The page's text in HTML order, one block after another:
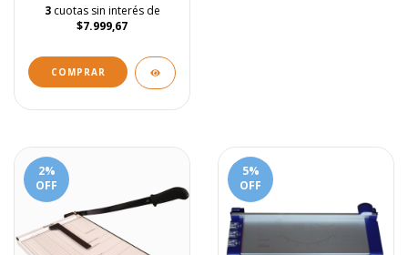
3 cuotas sin interés de
$7.999,67
2%
OFF
5%
OFF